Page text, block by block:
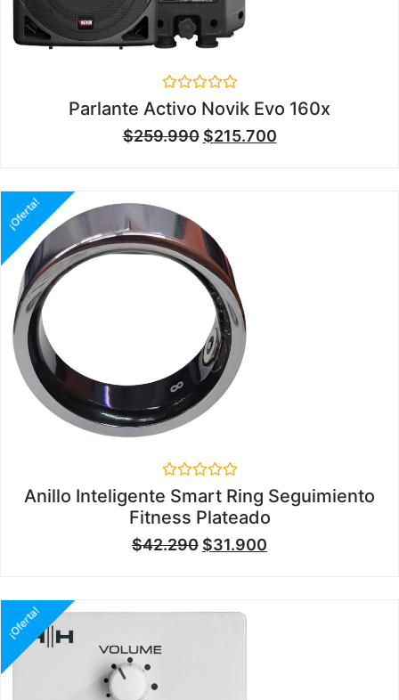
Valorado
en
0
de
Parlante Activo Novik Evo 160x
$259.990 $215.700
¡Oferta!
Valorado
en
0
de
5
Anillo Inteligente Smart Ring Seguimiento
Fitness Plateado
$42.290 $31.900
¡Oferta!